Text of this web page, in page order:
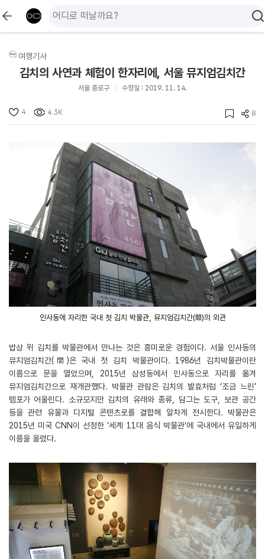
여행기사
김치의 사연과 체험이 한자리에, 서울 뮤지엄김치간
서울 종로구 수정일 : 2019. 11. 14.
4 4.3K 8
인사동에 자리한 국내 첫 김치 박물관, 뮤지엄김치간(間)의 외관
밥상 위 김치를 박물관에서 만나는 것은 흥미로운 경험이다. 서울 인사동의
뮤지엄김치간(間)은 국내 첫 김치 박물관이다. 1986년 김치박물관이란
이름으로 문을 열었으며, 2015년 삼성동에서 인사동으로 자리를 옮겨
뮤지엄김치간으로 재개관했다. 박물관 관람은 김치의 발효처럼 ‘조금 느린’
템포가 어울린다. 소규모지만 김치의 유래와 종류, 담그는 도구, 보관 공간
등을 관련 유물과 디지털 콘텐츠로를 결합해 알차게 전시한다. 박물관은
2015년 미국 CNN이 선정한 ‘세계 11대 음식 박물관’에 국내에서 유일하게
이름을 올렸다.